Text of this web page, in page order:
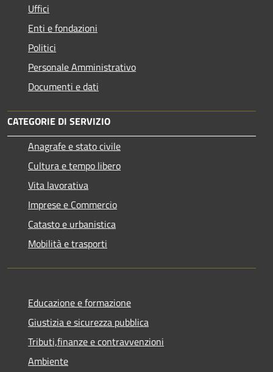
Uffici
Enti e fondazioni
Politici
Personale Amministrativo
Documenti e dati
CATEGORIE DI SERVIZIO
Anagrafe e stato civile
Cultura e tempo libero
Vita lavorativa
Imprese e Commercio
Catasto e urbanistica
Mobilità e trasporti
Educazione e formazione
Giustizia e sicurezza pubblica
Tributi,finanze e contravvenzioni
Ambiente